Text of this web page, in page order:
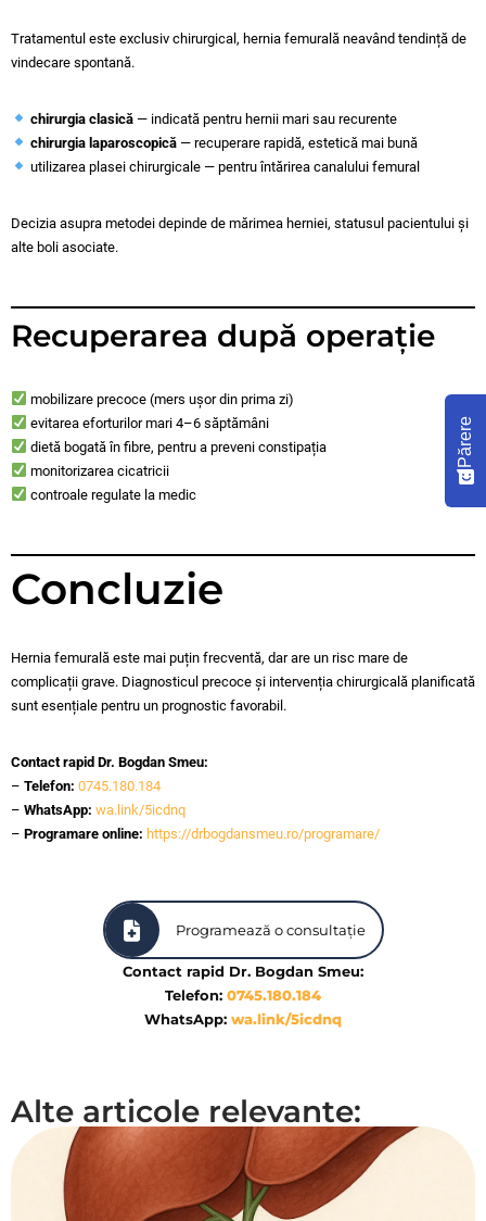
Tratamentul este exclusiv chirurgical, hernia femurală neavând tendință de
vindecare spontană.
chirurgia clasică— indicată pentru hernii mari sau recurente
chirurgia laparoscopică— recuperare rapidă, estetică mai bună
utilizarea plasei chirurgicale — pentru întărirea canalului femural
Decizia asupra metodei depinde de mărimea herniei, statusul pacientului și
alte boli asociate.
Recuperarea după operație
mobilizare precoce (mers ușor din prima zi)
evitarea eforturilor mari 4–6 săptămâni
dietă bogată în fibre, pentru a preveni constipația
monitorizarea cicatricii
controale regulate la medic
Concluzie
Hernia femurală este mai puțin frecventă, dar are un risc mare de
complicații grave. Diagnosticul precoce și intervenția chirurgicală planificată
sunt esențiale pentru un prognostic favorabil.
Contact rapid Dr. Bogdan Smeu:
– Telefon: 0745.180.184
– WhatsApp: wa.link/5icdnq
– Programare online: https://drbogdansmeu.ro/programare/
Programează o consultație
Contact rapid Dr. Bogdan Smeu:
Telefon: 0745.180.184
WhatsApp: wa.link/5icdnq
Alte articole relevante:
Părere